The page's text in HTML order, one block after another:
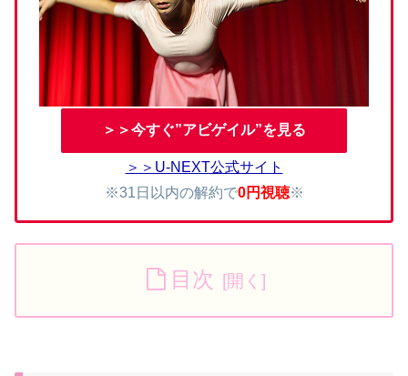
＞＞今すぐ”アビゲイル”を見る
＞＞U-NEXT公式サイト
※31日以内の解約で0円視聴※
目次